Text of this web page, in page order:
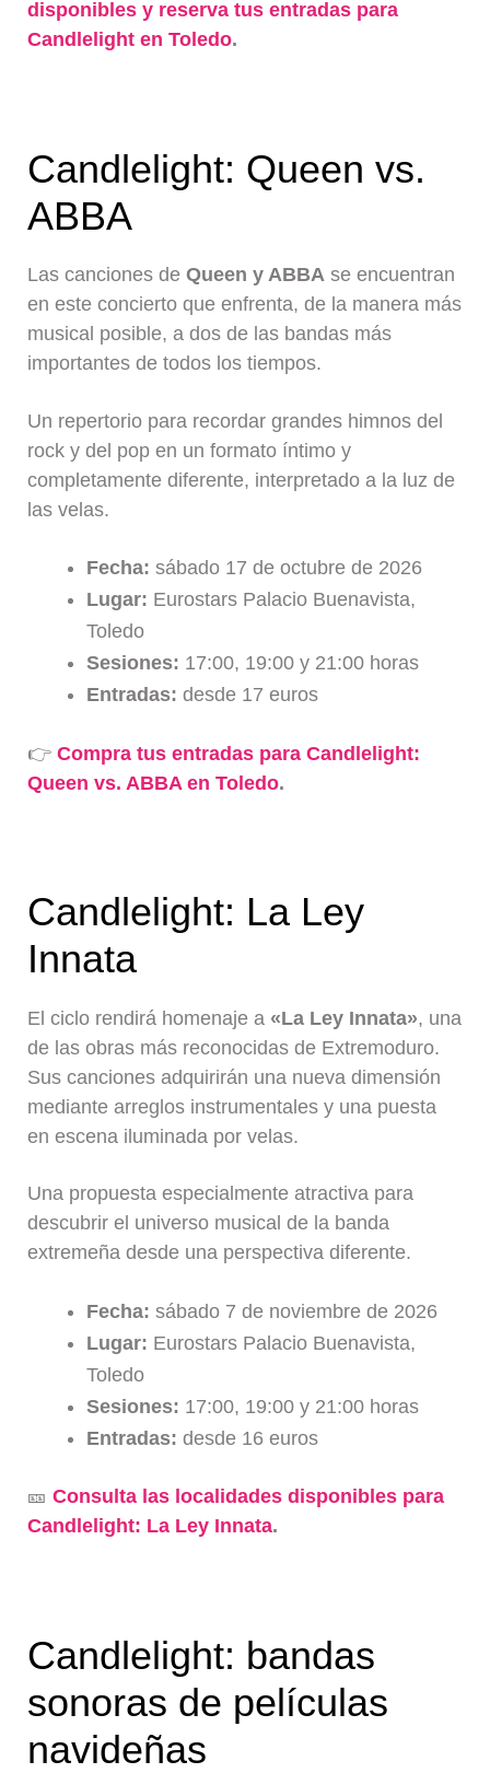
disponibles y reserva tus entradas para
Candlelight en Toledo.
Candlelight: Queen vs.
ABBA
Las canciones deQueen y ABBA se encuentran
en este concierto que enfrenta, de la manera más
musical posible, a dos de las bandas más
importantes de todos los tiempos.
Un repertorio para recordar grandes himnos del
rock y del pop en un formato íntimo y
completamente diferente, interpretado a la luz de
las velas.
Fecha: sábado 17 de octubre de 2026
Lugar: Eurostars Palacio Buenavista,
Toledo
Sesiones: 17:00, 19:00 y 21:00 horas
Entradas: desde 17 euros
👉Compra tus entradas para Candlelight:
Queen vs. ABBA en Toledo.
Candlelight: La Ley
Innata
El ciclo rendirá homenaje a «La Ley Innata», una
de las obras más reconocidas de Extremoduro.
Sus canciones adquirirán una nueva dimensión
mediante arreglos instrumentales y una puesta
en escena iluminada por velas.
Una propuesta especialmente atractiva para
descubrir el universo musical de la banda
extremeña desde una perspectiva diferente.
Fecha: sábado 7 de noviembre de 2026
Lugar: Eurostars Palacio Buenavista,
Toledo
Sesiones: 17:00, 19:00 y 21:00 horas
Entradas: desde 16 euros
🎫Consulta las localidades disponibles para
Candlelight: La Ley Innata.
Candlelight: bandas
sonoras de películas
navideñas